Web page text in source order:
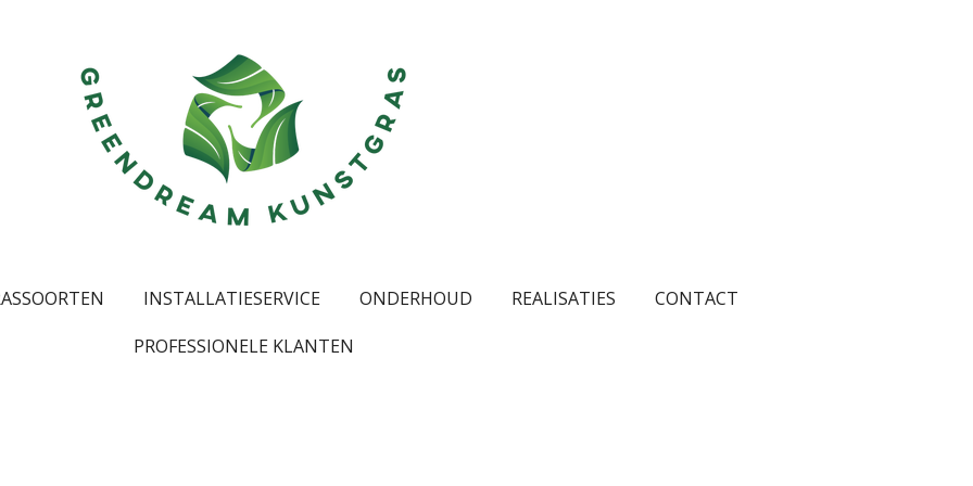
INSTALLATIESERVICE ONDERHOUD REALISATIES
CONTACT
PROFESSIONELE KLANTEN